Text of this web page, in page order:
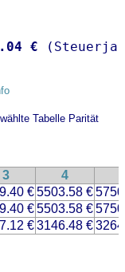
€
Tabelle Parität
3 4
€5503.58 €
€5503.58 €
€3146.48 €